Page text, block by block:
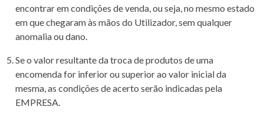
encontrar em condições de venda, ou seja, no mesmo estado
em que chegaram às mãos do Utilizador, sem qualquer
anomalia ou dano.
Se o valor resultante da troca de produtos de uma
encomenda for inferior ou superior ao valor inicial da
mesma, as condições de acerto serão indicadas pela
EMPRESA.